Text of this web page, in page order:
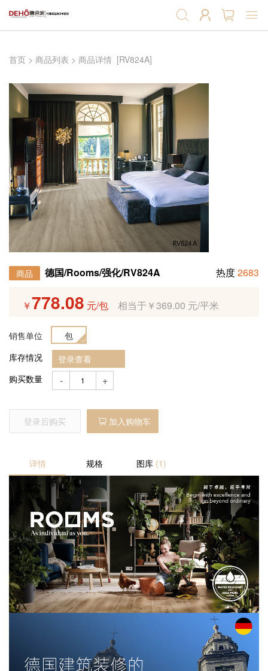
实木复合地板
软木墙板
产品辅料
产品预售
首页 > 商品列表 > 商品详情 [RV824A]
商品 德国/Rooms/强化/RV824A 热度2683
￥778.08 元/包 相当于￥369.00 元/平米
销售单位
包
库存情况
登录查看
购买数量
- +
登录后购买 加入购物车
详情 规格 图库 (1)